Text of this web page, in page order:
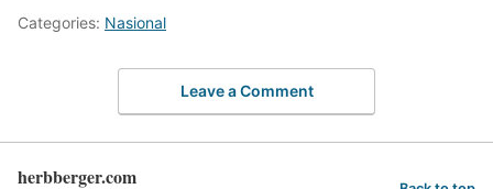
Categories: Nasional
Leave a Comment
herbberger.com